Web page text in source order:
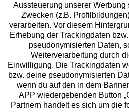
Beratung
Über uns
Rechtliches
Aussteuerung unserer Werbung
Zwecken (z.B.
verarbeiten. Vor diesem
Erhebung der Trackingdaten
pseudonymisierten Daten,
Weiterverarbeitung durch
Einwilligung. Die Trackingdaten
bzw. deine pseudonymisierten
wenn du auf den in dem
APP wiedergebenden Button
Partnern handelt es sich um die